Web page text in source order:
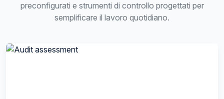
preconfigurati e strumenti di controllo progettati per
semplificare il lavoro quotidiano.